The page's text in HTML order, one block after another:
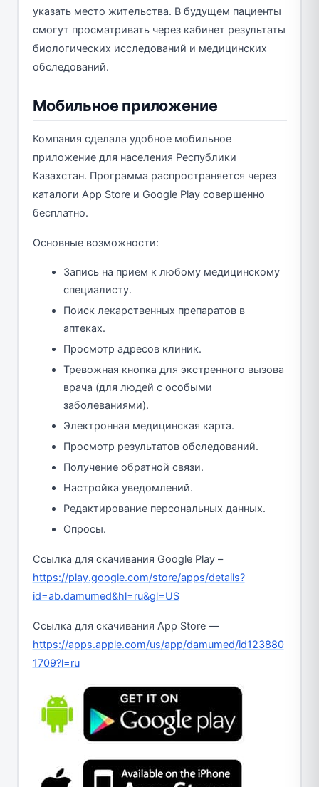
указать место жительства. В будущем пациенты
смогут просматривать через кабинет результаты
биологических исследований и медицинских
обследований.
Мобильное приложение
Компания сделала удобное мобильное
приложение для населения Республики
Казахстан. Программа распространяется через
каталоги App Store и Google Play совершенно
бесплатно.
Основные возможности:
Запись на прием к любому медицинскому
специалисту.
Поиск лекарственных препаратов в
аптеках.
Просмотр адресов клиник.
Тревожная кнопка для экстренного вызова
врача (для людей с особыми
заболеваниями).
Электронная медицинская карта.
Просмотр результатов обследований.
Получение обратной связи.
Настройка уведомлений.
Редактирование персональных данных.
Опросы.
Ссылка для скачивания Google Play –
https://play.google.com/store/apps/details?
id=ab.damumed&hl=ru&gl=US
Ссылка для скачивания App Store —
https://apps.apple.com/us/app/damumed/id123880
1709?l=ru